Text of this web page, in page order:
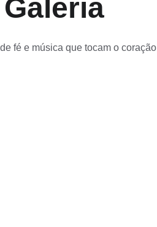
Galeria
fé e música que tocam o coração